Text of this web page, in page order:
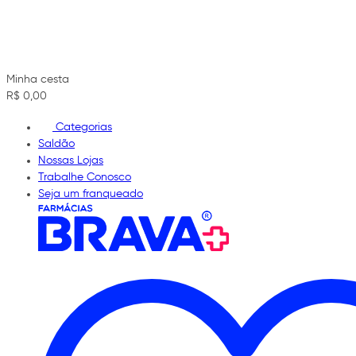
Minha cesta
R$ 0,00
Categorias
Saldão
Nossas Lojas
Trabalhe Conosco
Seja um franqueado